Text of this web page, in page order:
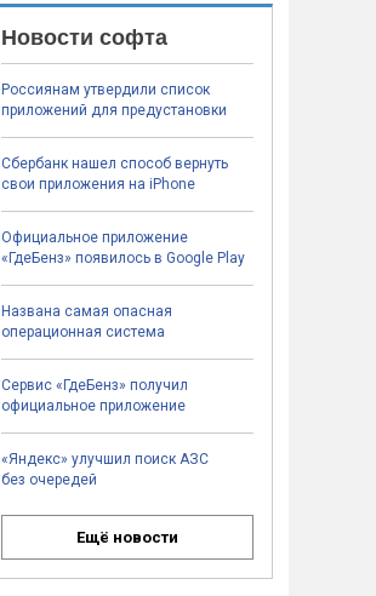
Новости софта
Россиянам утвердили список
приложений для предустановки
Сбербанк нашел способ вернуть
свои приложения на iPhone
Официальное приложение
«ГдеБенз» появилось в Google Play
Названа самая опасная
операционная система
Сервис «ГдеБенз» получил
официальное приложение
«Яндекс» улучшил поиск АЗС
без очередей
Ещё новости